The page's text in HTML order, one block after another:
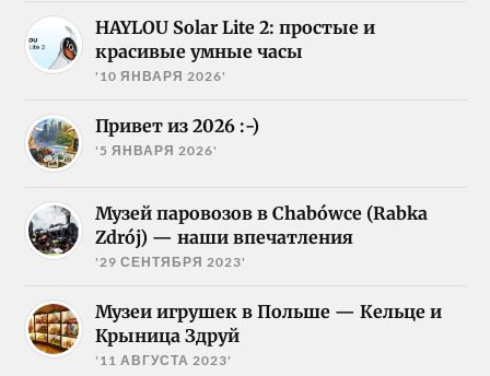
HAYLOU Solar Lite 2: простые и
красивые умные часы
'10 ЯНВАРЯ 2026'
Привет из 2026 :-)
'5 ЯНВАРЯ 2026'
Музей паровозов в Chabówce (Rabka
Zdrój) — наши впечатления
'29 СЕНТЯБРЯ 2023'
Музеи игрушек в Польше — Кельце и
Крыница Здруй
'11 АВГУСТА 2023'